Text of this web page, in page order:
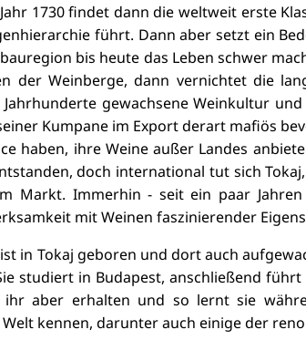
1730 findet dann die weltweit erste
führt. Dann aber setzt ein
bis heute das Leben schwer
der Weinberge, dann vernichtet die
gewachsene Weinkultur
Kumpane im Export derart mafiös
haben, ihre Weine außer Landes
doch international tut sich
Markt. Immerhin - seit ein paar Ja
mit Weinen faszinierender
ist in Tokaj geboren und dort auch
studiert in Budapest, anschließend
ihr aber erhalten und so lernt sie
kennen, darunter auch einige der